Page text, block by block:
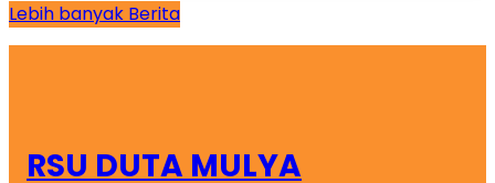
Lebih banyak Berita
RSU DUTA MULYA